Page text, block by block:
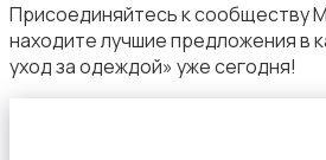
Холодильники
Присоединяйтесь к сообществу
находите лучшие предложения в
уход за одеждой» уже сегодня!